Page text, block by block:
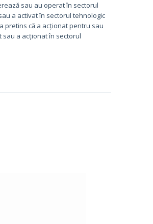
sau au operat în sectorul
a activat în sectorul tehnologic
pretins că a acționat pentru sau
sau a acționat în sectorul